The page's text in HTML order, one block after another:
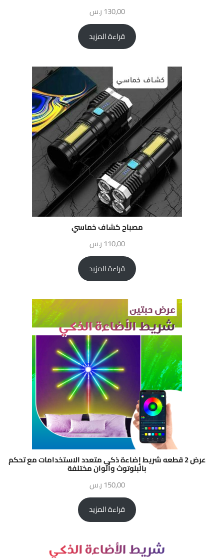
130,00ر.س
قراءة المزيد
مصباح كشاف خماسي
110,00ر.س
قراءة المزيد
عرض 2 قطعه شريط إضاءة ذكي متعدد الاستخدامات مع تحكم
بالبلوتوث وألوان مختلفة
150,00ر.س
قراءة المزيد